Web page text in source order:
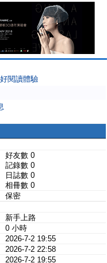
閱讀體驗
好友數 0
記錄數 0
日誌數 0
相冊數 0
保密
新手上路
0 小時
2026-7-2 19:55
2026-7-2 22:58
2026-7-2 19:55